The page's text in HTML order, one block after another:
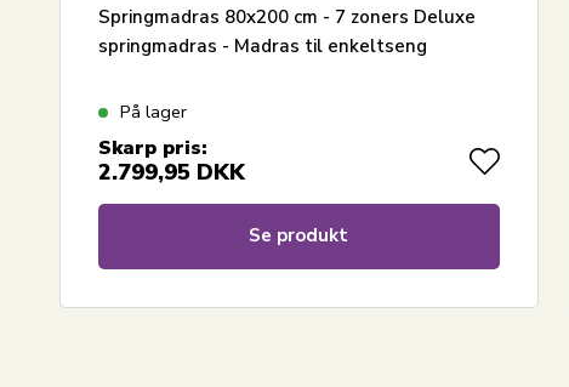
Springmadras 80x200 cm - 7 zoners Deluxe
springmadras - Madras til enkeltseng
På lager
Skarp pris:
2.799,95 DKK
Se produkt